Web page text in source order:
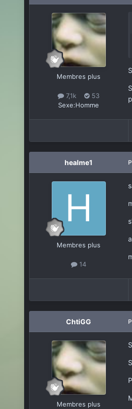
Membres plus
7,1k
53
Sexe:Homme
healme1
Membres plus
14
ChtiGG
Membres plus